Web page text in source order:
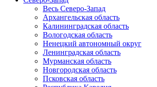
Весь Северо-Запад
Архангельская область
Калининградская область
Вологодская область
Ненецкий автономный округ
Ленинградская область
Мурманская область
Новгородская область
Псковская область